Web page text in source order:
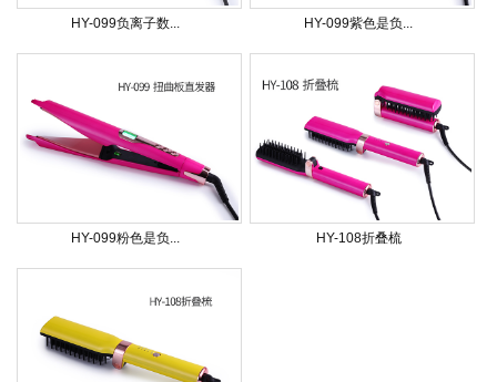
HY-099负离子数... HY-099紫色是负...
HY-099粉色是负... HY-108折叠梳